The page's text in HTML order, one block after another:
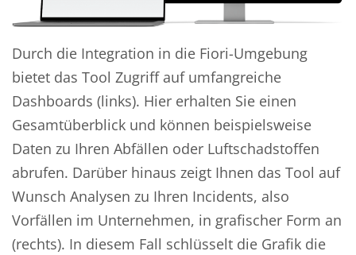
Durch die Integration in die Fiori-Umgebung
bietet das Tool Zugriff auf umfangreiche
Dashboards (links). Hier erhalten Sie einen
Gesamtüberblick und können beispielsweise
Daten zu Ihren Abfällen oder Luftschadstoffen
abrufen. Darüber hinaus zeigt Ihnen das Tool auf
Wunsch Analysen zu Ihren Incidents, also
Vorfällen im Unternehmen, in grafischer Form an
(rechts). In diesem Fall schlüsselt die Grafik die